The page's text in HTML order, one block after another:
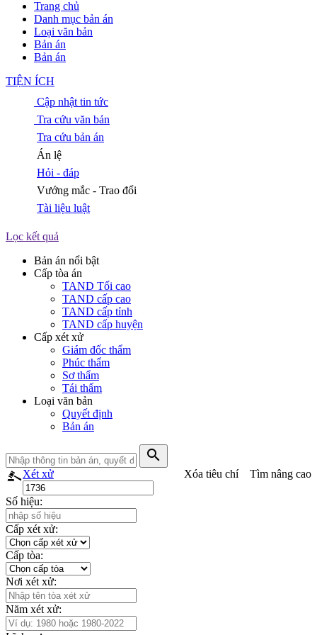
Trang chủ
Danh mục bản án
Loại văn bản
Bản án
Bản án
TIỆN ÍCH
Cập nhật tin tức
Tra cứu văn bản
Tra cứu bản án
Án lệ
Hỏi - đáp
Vướng mắc - Trao đổi
Tài liệu luật
Lọc kết quả
Bản án nổi bật
Cấp tòa án
TAND Tối cao
TAND cấp cao
TAND cấp tỉnh
TAND cấp huyện
Cấp xét xử
Giám đốc thẩm
Phúc thẩm
Sơ thẩm
Tái thẩm
Loại văn bản
Quyết định
Bản án
search
Xét xử Tìm nâng cao
Xóa tiêu chí
Số hiệu:
Cấp xét xử:
Cấp tòa:
Nơi xét xử:
Năm xét xử: